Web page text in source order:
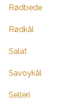
Rødbede
Rødkål
Salat
Savoykål
Selleri